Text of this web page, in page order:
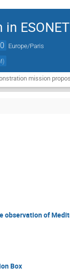
ESONET
Europe/Paris
)
mission
observation of
Box